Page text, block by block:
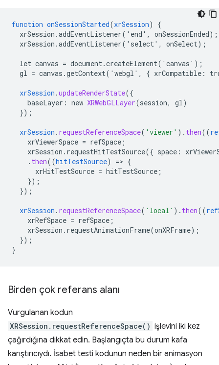
function onSessionStarted(xrSession)
{
xrSession.addEventListener('end',
onSessionEnded) ;
xrSession.addEventListener('select',
onSelect) ;
let canvas = document.createElement('canvas') ;
gl = canvas.getContext('webgl', { xrCompatible :
xrSession .updateRenderState({
baseLayer : new XRWebGLLayer(session, gl )
});
xrSession . requestReferenceSpace( 'viewer' ) . then((
xrViewerSpace = refSpace ;
xrSession.requestHitTestSource({ space :
. then((hitTestSource) => {
xrHitTestSource = hitTestSource ;
});
});
xrSession . requestReferenceSpace( 'local' ) . then((
xrRefSpace = refSpace ;
xrSession.requestAnimationFrame(onXRFrame) ;
});
}
Birden çok referans alanı
Vurgulanan kodun
XRSession.requestReferenceSpace() işlevini iki kez
çağırdığına dikkat edin. Başlangıçta bu durum kafa
karıştırıcıydı. İsabet testi kodunun neden bir animasyon